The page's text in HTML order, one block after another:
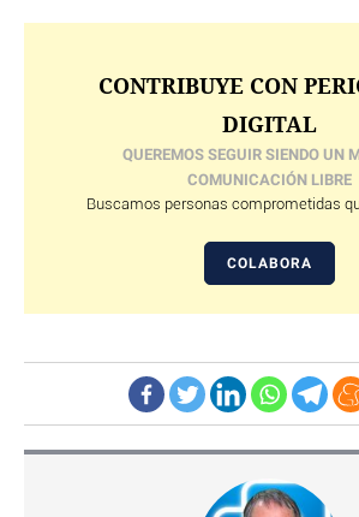
CONTRIBUYE CON
DIGITAL
QUEREMOS SEGUIR SIENDO UN
COMUNICACIÓN LIBRE
Buscamos personas comprometidas
COLABORA